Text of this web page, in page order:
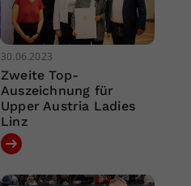
30.06.2023
Zweite Top-
Auszeichnung für
Upper Austria Ladies
Linz